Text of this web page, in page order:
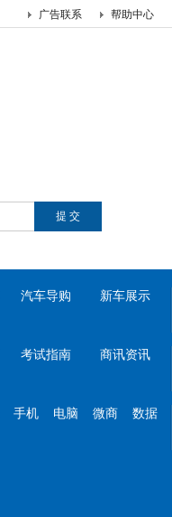
帮助中心
广告联系
汽车导购 新车展示
考试指南 商讯资讯
手机 电脑 微商 数据